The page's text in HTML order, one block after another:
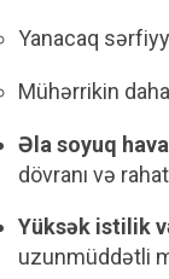
Yanacaq
Mühərrikin
Əla soyuq
dövranı və
Yüksək istilik
uzunmüddətli